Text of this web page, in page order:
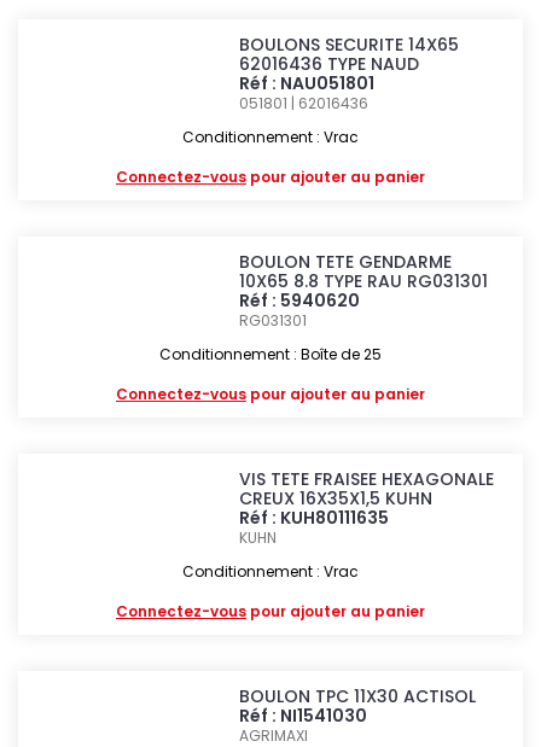
BOULONS SECURITE 14X65
62016436 TYPE NAUD
Réf : NAU051801
051801 | 62016436
Conditionnement : Vrac
Connectez-vous pour ajouter au panier
BOULON TETE GENDARME
10X65 8.8 TYPE RAU RG031301
Réf : 5940620
RG031301
Conditionnement : Boîte de 25
Connectez-vous pour ajouter au panier
VIS TETE FRAISEE HEXAGONALE
CREUX 16X35X1,5 KUHN
Réf : KUH80111635
KUHN
Conditionnement : Vrac
Connectez-vous pour ajouter au panier
BOULON TPC 11X30 ACTISOL
Réf : NI1541030
AGRIMAXI